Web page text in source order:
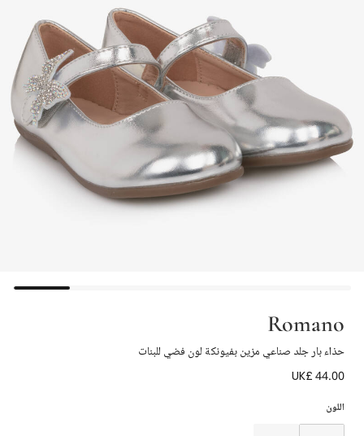
Romano
حذاء بار جلد صناعي مزين بفيونكة لون فضي للبنات
UK£ 44.00
اللون